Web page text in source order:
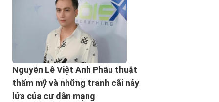
của Dương Mịch thực sự đã trải qua rất
Nguyễn Lê Việt Anh Phẫu thuật
thẩm mỹ và những tranh cãi nảy
lửa của cư dân mạng